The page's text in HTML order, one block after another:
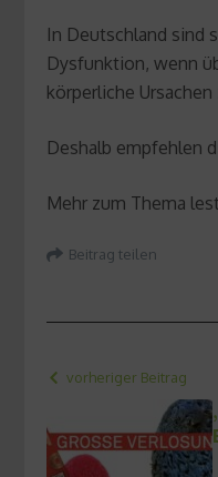
In Deutschland sind
Dysfunktion, wenn
körperliche
Deshalb empfehlen
Mehr zum Thema
Beitrag teilen
vorheriger Beitrag